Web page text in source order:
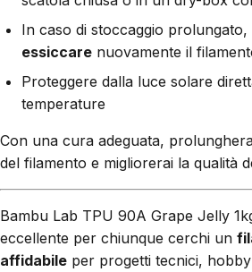
In caso di stoccaggio
essiccare nuovamente il
Proteggere dalla luce solare
temperature
Con una cura adeguata,
del filamento e migliorerai la qualità
Bambu Lab TPU 90A Grape Jelly
eccellente per chiunque cerchi un
affidabile per progetti tecnici,